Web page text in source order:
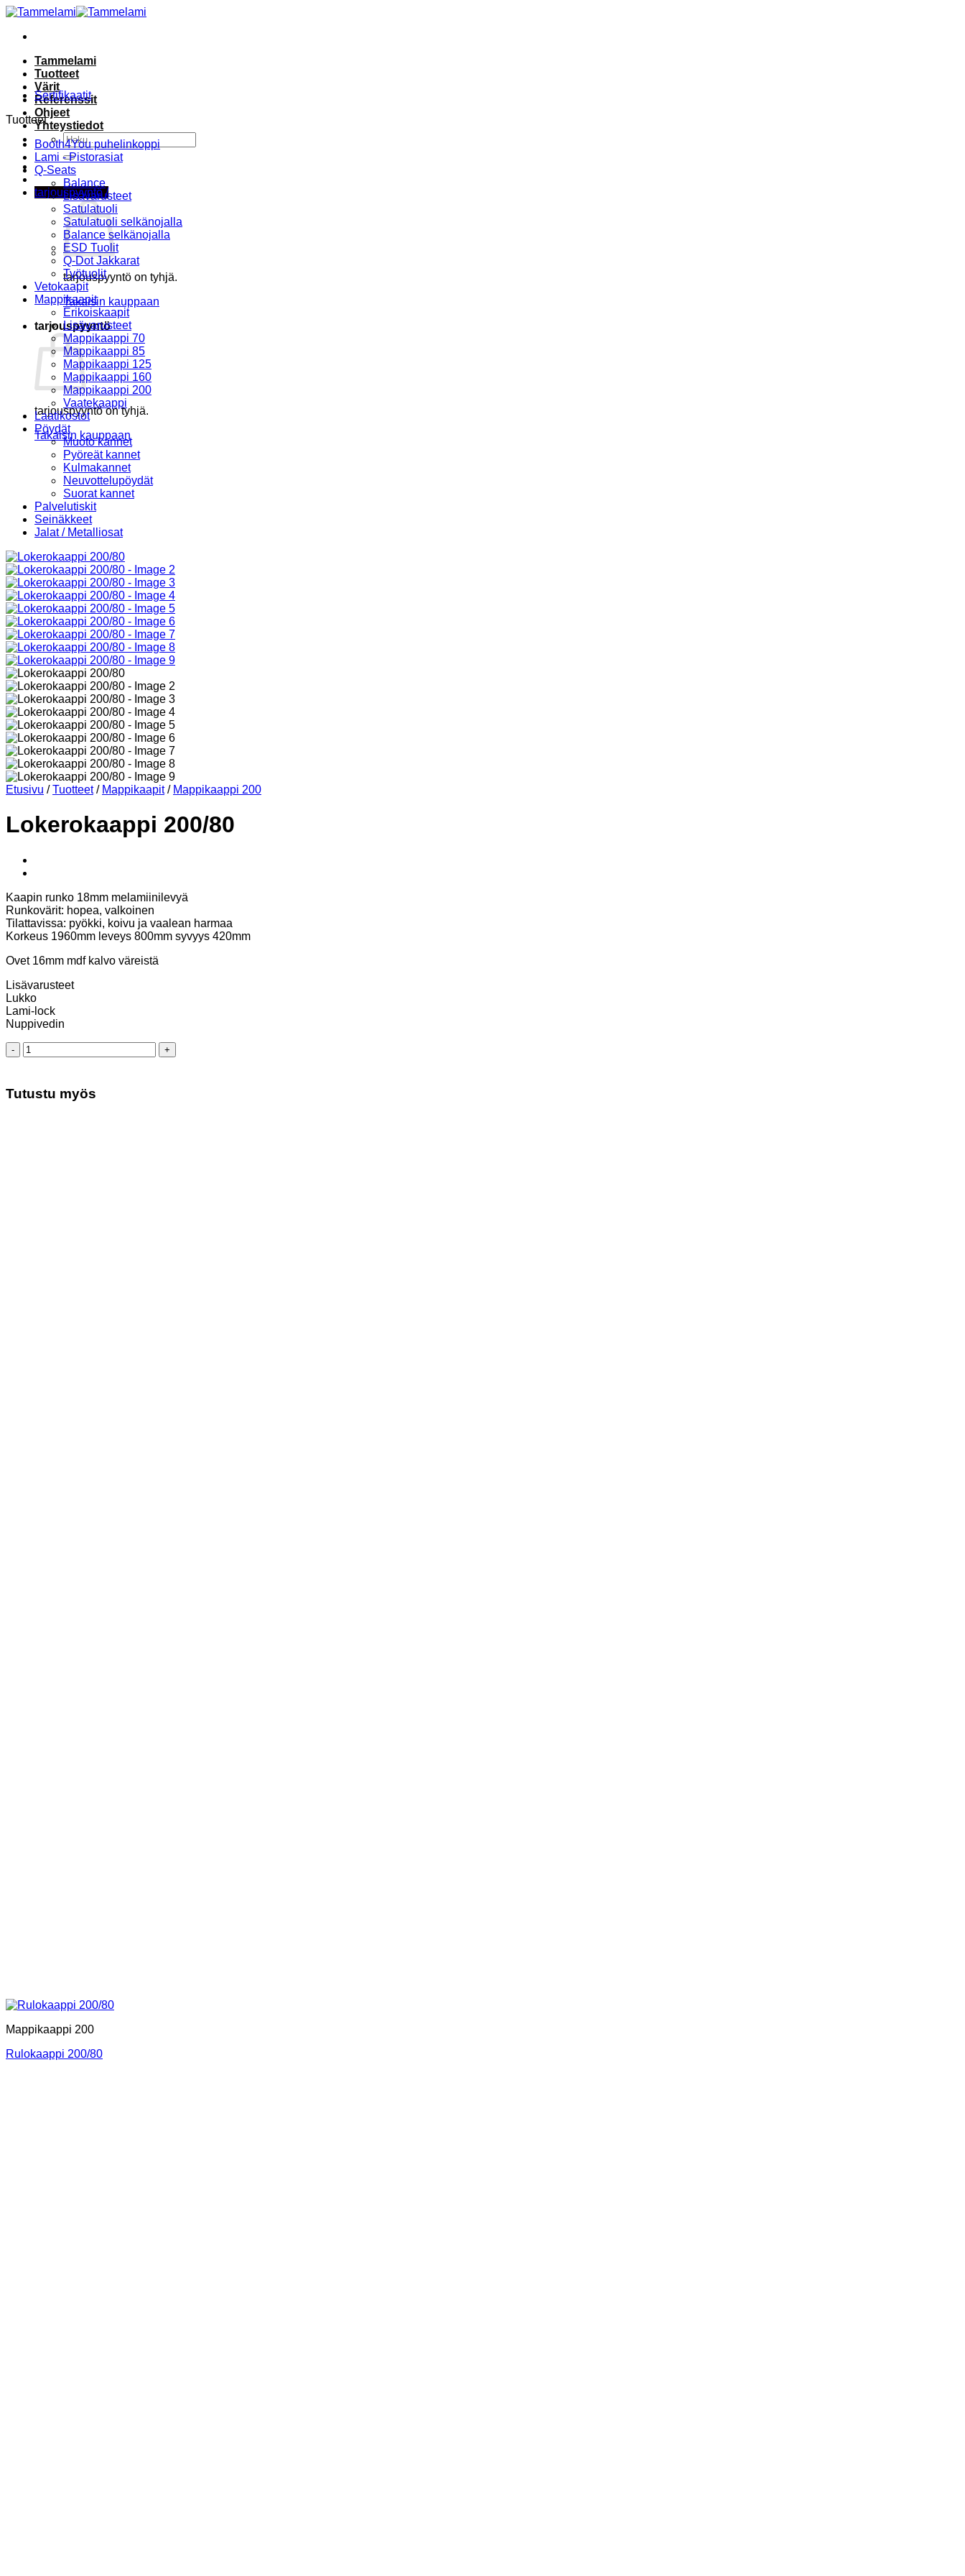
Skip
content
Tammelami
Tuotteet
Värit
Referenssit
Ohjeet
Yhteystiedot
Etsi:
tarjouspyyntö /
tarjouspyyntö on tyhjä.
Takaisin kauppaan
tarjouspyyntö
tarjouspyyntö on tyhjä.
Takaisin kauppaan
Sertifikaatit
Tuotteet
Booth4You puhelinkoppi
Lami - Pistorasiat
Q-Seats
Balance
Lisävarusteet
Satulatuoli
Satulatuoli selkänojalla
Balance selkänojalla
ESD Tuolit
Q-Dot Jakkarat
Työtuolit
Vetokaapit
Mappikaapit
Erikoiskaapit
Lisävarusteet
Mappikaappi 70
Mappikaappi 85
Mappikaappi 125
Mappikaappi 160
Mappikaappi 200
Vaatekaappi
Laatikostot
Pöydät
Muoto kannet
Pyöreät kannet
Kulmakannet
Neuvottelupöydät
Suorat kannet
Palvelutiskit
Seinäkkeet
Jalat / Metalliosat
Etusivu / Tuotteet / Mappikaapit / Mappikaappi 200
Lokerokaappi 200/80
Kaapin runko 18mm melamiinilevyä
Runkovärit: hopea, valkoinen
Tilattavissa: pyökki, koivu ja vaalean harmaa
Korkeus 1960mm leveys 800mm syvyys 420mm
Ovet 16mm mdf kalvo väreistä
Lisävarusteet
Lukko
Lami-lock
Nuppivedin
Lokerokaappi
200/80
Tutustu myös
Mappikaappi 200
Rulokaappi 200/80